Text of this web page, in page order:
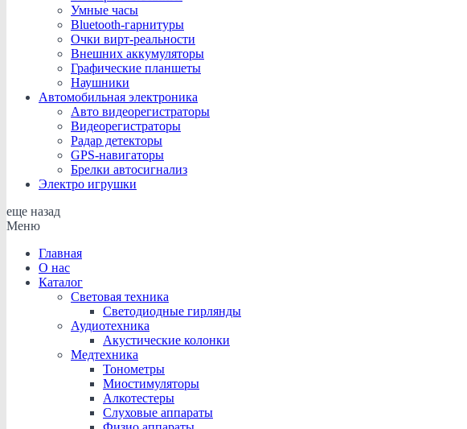
Умные часы
Bluetooth-гарнитуры
Очки вирт-реальности
Внешних аккумуляторы
Графические планшеты
Наушники
Автомобильная электроника
Авто видеорегистраторы
Видеорегистраторы
Радар детекторы
GPS-навигаторы
Брелки автосигнализ
Электро игрушки
еще назад
Меню
Главная
О нас
Каталог
Световая техника
Светодиодные гирлянды
Аудиотехника
Акустические колонки
Медтехника
Тонометры
Миостимуляторы
Алкотестеры
Слуховые аппараты